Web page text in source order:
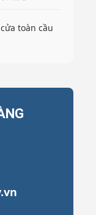
toàn cầu